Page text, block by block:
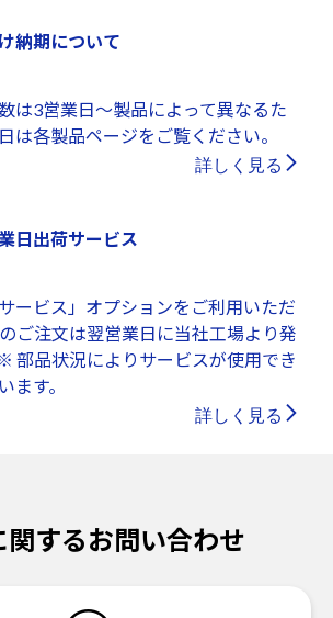
納期について
は3営業日～製品によって異なるた
は各製品ページをご覧ください。
詳しく見る
日出荷サービス
ービス」オプションをご利用いただ
ご注文は翌営業日に当社工場より発
部品状況によりサービスが使用でき
ます。
詳しく見る
関するお問い合わせ